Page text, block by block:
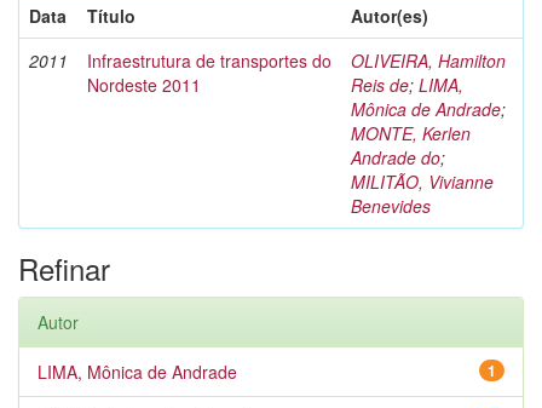
Data
Título
Autor(es)
2011
Infraestrutura de transportes do
Nordeste 2011
OLIVEIRA, Hamilton
Reis de; LIMA,
Mônica de Andrade;
MONTE, Kerlen
Andrade do;
MILITÃO, Vivianne
Benevides
Refinar
Autor
1
LIMA, Mônica de Andrade